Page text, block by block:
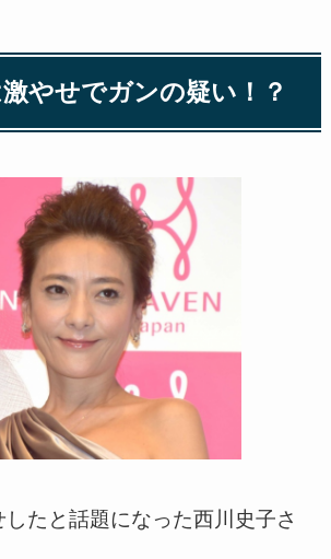
やせでガンの疑い！？
たと話題になった西川史子さ